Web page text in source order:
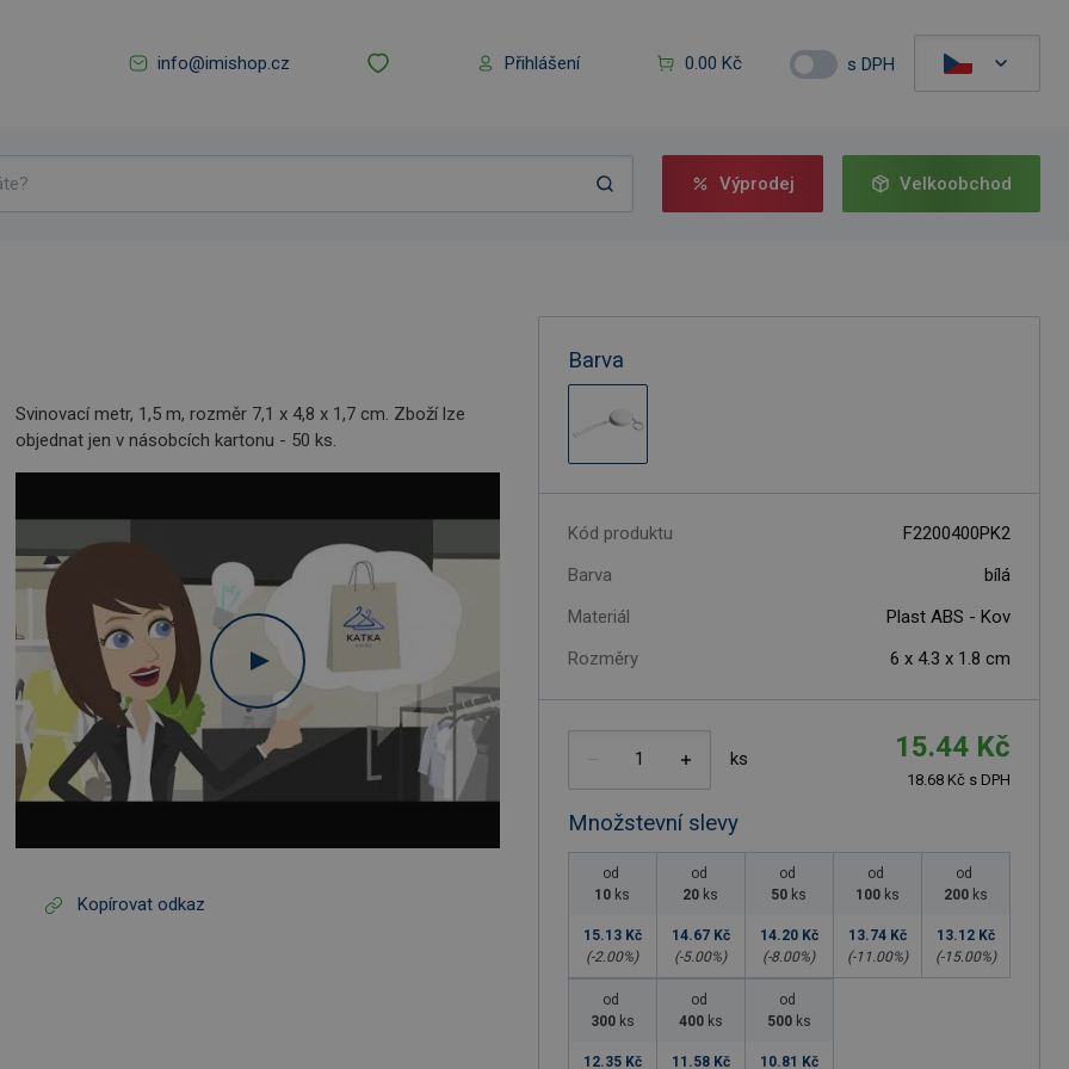
info@imishop.cz Přihlášení 0.00 Kč s DPH
Výprodej Velkoobchod
Svinovací metr, 1,5 m, rozměr 7,1 x 4,8 x 1,7 cm. Zboží lze
objednat jen v násobcích kartonu - 50 ks.
Kopírovat odkaz
Barva
Kód produktu
F2200400PK2
Barva
bílá
Materiál
Plast ABS - Kov
Rozměry
6 x 4.3 x 1.8 cm
ks 15.44 Kč
18.68 Kč s DPH
Množstevní slevy
od
10 ks
15.13 Kč
(-2.00%)
od
20 ks
14.67 Kč
(-5.00%)
od
50 ks
14.20 Kč
(-8.00%)
od
100 ks
13.74 Kč
(-11.00%)
od
200 ks
13.12 Kč
(-15.00%)
od
300 ks
12.35 Kč
od
400 ks
11.58 Kč
od
500 ks
10.81 Kč